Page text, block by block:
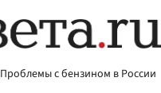
Проблемы с бензином в России